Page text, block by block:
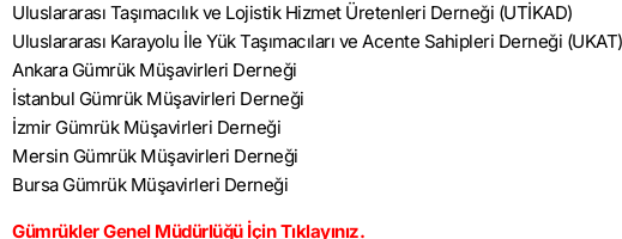
Uluslararası Taşımacılık ve Lojistik Hizmet Üretenleri Derneği (UTİKAD)
Uluslararası Karayolu İle Yük Taşımacıları ve Acente Sahipleri Derneği (UKAT)
Ankara Gümrük Müşavirleri Derneği
İstanbul Gümrük Müşavirleri Derneği
İzmir Gümrük Müşavirleri Derneği
Mersin Gümrük Müşavirleri Derneği
Bursa Gümrük Müşavirleri Derneği
Gümrükler Genel Müdürlüğü İçin Tıklayınız.